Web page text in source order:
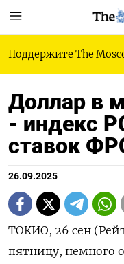
Поддержите The
Доллар в
- индекс
ставок
26.09.2025
ТОКИО, 26 сен
пятницу, немного